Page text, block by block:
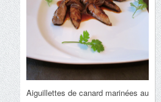
Aiguillettes de canard marinées au